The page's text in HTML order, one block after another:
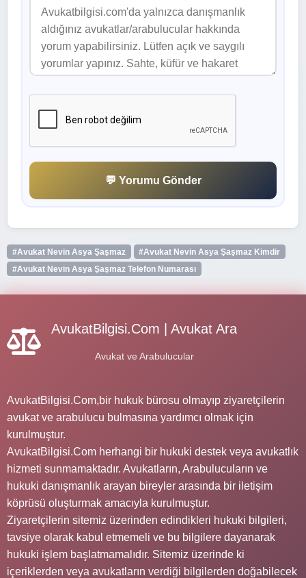
💬 Yorumu Gönder
#Avukat Nevin Asya Şaşmaz
#Avukat Nevin Asya Şaşmaz Kimdir
#Avukat Nevin Asya Şaşmaz Telefon Numarası
AvukatBilgisi.Com | Avukat Ara
Avukat ve Arabulucular
AvukatBilgisi.Com,bir hukuk bürosu olmayıp ziyaretçilerin
avukat ve arabulucu bulmasına yardımcı olmak için
kurulmuştur.
AvukatBilgisi.Com herhangi bir hukuki destek veya avukatlık
hizmeti sunmamaktadır. Avukatların, Arabulucuların ve
hukuki danışmanlık arayan bireyler arasında bir iletişim
köprüsü oluşturmak amacıyla kurulmuştur.
Ziyaretçilerin sitemiz üzerinden edindikleri hukuki bilgileri,
tavsiye olarak kabul etmemeli ve bu bilgilere dayanarak
hukuki işlem başlatmamalıdır. Sitemiz üzerinde ki
içeriklerden veya avukatların verdiği bilgilerden doğabilecek